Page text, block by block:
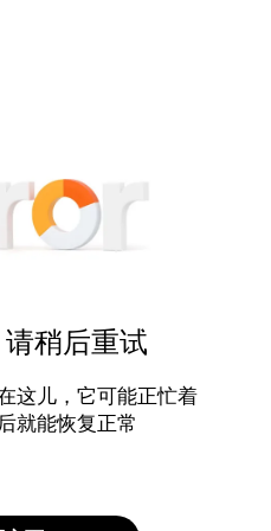
稍后重试
这儿，它可能正忙着
就能恢复正常